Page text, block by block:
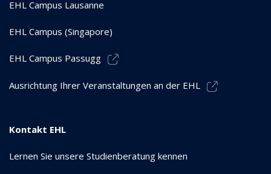
EHL Campus Lausanne
EHL Campus (Singapore)
EHL Campus Passugg
Ausrichtung Ihrer Veranstaltungen an der EHL
Kontakt EHL
Lernen Sie unsere Studienberatung kennen